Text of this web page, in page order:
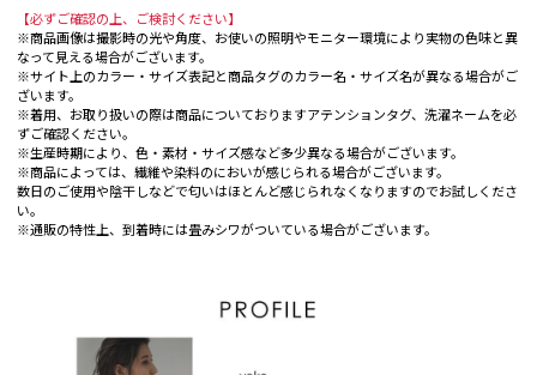
【必ずご確認の上、ご検討ください】
※商品画像は撮影時の光や角度、お使いの照明やモニター環境により実物の色味と異
なって見える場合がございます。
※サイト上のカラー・サイズ表記と商品タグのカラー名・サイズ名が異なる場合がご
ざいます。
※着用、お取り扱いの際は商品についておりますアテンションタグ、洗濯ネームを必
ずご確認ください。
※生産時期により、色・素材・サイズ感など多少異なる場合がございます。
※商品によっては、繊維や染料のにおいが感じられる場合がございます。
数日のご使用や陰干しなどで匂いはほとんど感じられなくなりますのでお試しくださ
い。
※通販の特性上、到着時には畳みシワがついている場合がございます。